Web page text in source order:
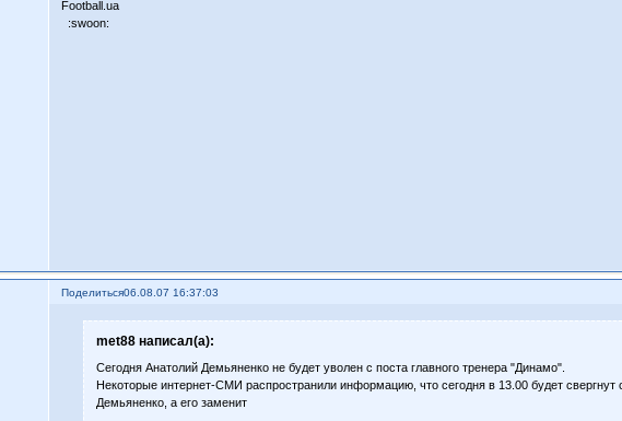
Football.ua
:swoon:
Поделиться06.08.07 16:37:03
met88 написал(а):
Сегодня Анатолий Демьяненко не будет уволен с поста главного тренера "Динамо".
Некоторые интернет-СМИ распространили информацию, что сегодня в 13.00 будет свергнут
Демьяненко, а его заменит